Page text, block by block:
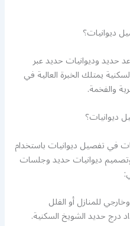
ديوانيات؟
حديد وديوانيات حديد عبر
يمتلك الخبرة العالية في
والفخمة.
تفصيل ديوانيات باستخدام
ديوانيات حديد وجلسات
للمنازل أو الفلل
درج حديد الشويخ السكنية.